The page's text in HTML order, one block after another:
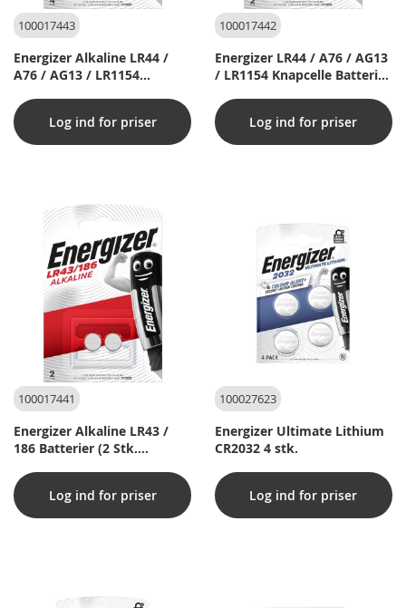
100017443
Energizer Alkaline LR44 /
A76 / AG13 / LR1154
Pakning
Log ind for priser
100017442
Energizer LR44 / A76 / AG13
/ LR1154 Knapcelle Batterier
Log ind for priser
100017441
Energizer Alkaline LR43 /
186 Batterier (2 Stk.
Log ind for priser
100027623
Energizer Ultimate Lithium
CR2032 4 stk.
Log ind for priser